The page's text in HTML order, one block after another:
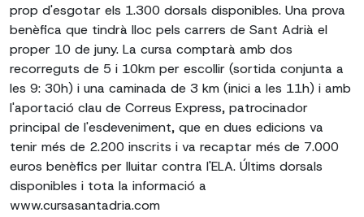
prop d'esgotar els 1.300 dorsals disponibles. Una prova
benèfica que tindrà lloc pels carrers de Sant Adrià el
proper 10 de juny. La cursa comptarà amb dos
recorreguts de 5 i 10km per escollir (sortida conjunta a
les 9: 30h) i una caminada de 3 km (inici a les 11h) i amb
l'aportació clau de Correus Express, patrocinador
principal de l'esdeveniment, que en dues edicions va
tenir més de 2.200 inscrits i va recaptar més de 7.000
euros benèfics per lluitar contra l'ELA. Últims dorsals
disponibles i tota la informació a
www.cursasantadria.com